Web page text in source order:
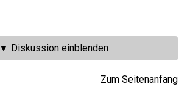
▼ Diskussion einblenden
Zum Seitenanfang